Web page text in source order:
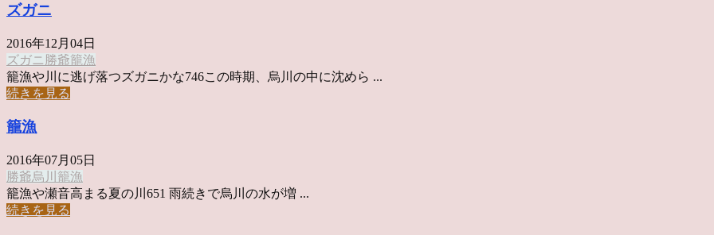
ズガニ
2016年12月04日
ズガニ 勝爺籠漁
籠漁や川に逃げ落つズガニかな746この時期、烏川の中に沈めら ...
続きを見る
籠漁
2016年07月05日
勝爺烏川 籠漁
籠漁や瀬音高まる夏の川651 雨続きで烏川の水が増 ...
続きを見る